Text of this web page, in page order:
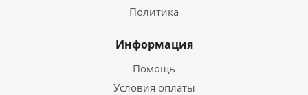
Политика
Информация
Помощь
Условия оплаты